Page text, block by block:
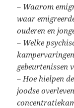
– Waarom
waar
ouderen en
– Welke
gebeurtenissen
– Hoe hielpen
joodse